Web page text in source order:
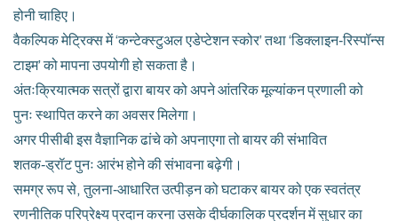
होनी चाहिए।
वैकल्पिक मेट्रिक्स में ‘कन्टेक्स्टुअल एडेप्टेशन स्कोर’ तथा ‘डिक्लाइन‑रिस्पॉन्स
टाइम’ को मापना उपयोगी हो सकता है।
अंतःक्रियात्मक सत्रों द्वारा बायर को अपने आंतरिक मूल्यांकन प्रणाली को
पुनः स्थापित करने का अवसर मिलेगा।
अगर पीसीबी इस वैज्ञानिक ढांचे को अपनाएगा तो बायर की संभावित
शतक‑ड्रॉट पुनः आरंभ होने की संभावना बढ़ेगी।
समग्र रूप से, तुलना‑आधारित उत्पीड़न को घटाकर बायर को एक स्वतंत्र
रणनीतिक परिप्रेक्ष्य प्रदान करना उसके दीर्घकालिक प्रदर्शन में सुधार का